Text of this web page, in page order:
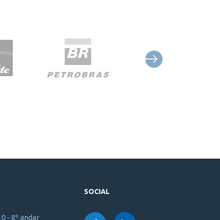
- 8º andar
SOCIAL